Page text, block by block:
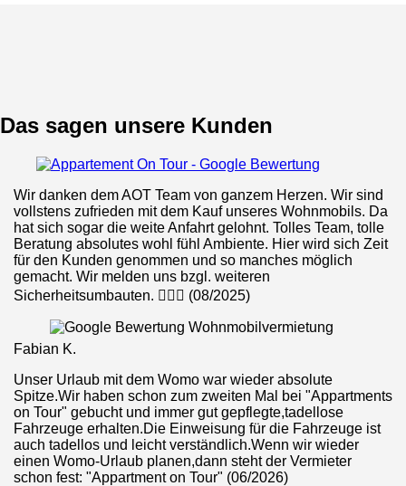
Das sagen unsere Kunden
Wir danken dem AOT Team von ganzem Herzen. Wir sind
vollstens zufrieden mit dem Kauf unseres Wohnmobils. Da
hat sich sogar die weite Anfahrt gelohnt. Tolles Team, tolle
Beratung absolutes wohl fühl Ambiente. Hier wird sich Zeit
für den Kunden genommen und so manches möglich
gemacht. Wir melden uns bzgl. weiteren
Sicherheitsumbauten. 👍🏼🚙 (08/2025)
Fabian K.
Unser Urlaub mit dem Womo war wieder absolute
Spitze.Wir haben schon zum zweiten Mal bei "Appartments
on Tour" gebucht und immer gut gepflegte,tadellose
Fahrzeuge erhalten.Die Einweisung für die Fahrzeuge ist
auch tadellos und leicht verständlich.Wenn wir wieder
einen Womo-Urlaub planen,dann steht der Vermieter
schon fest: "Appartment on Tour" (06/2026)